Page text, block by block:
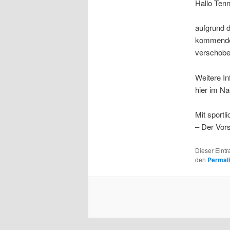
Hallo
aufgrund
Weitere
hier im
Mit
– Der
Dieser
den